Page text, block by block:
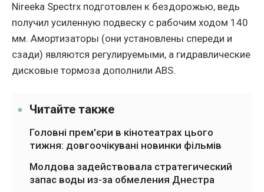
Nireeka Spectrx подготовлен к бездорожью, ведь
получил усиленную подвеску с рабочим ходом 140
мм. Амортизаторы (они установлены спереди и
сзади) являются регулируемыми, а гидравлические
дисковые тормоза дополнили ABS.
Читайте также
Головні прем'єри в кінотеатрах цього
тижня: довгоочікувані новинки фільмів
Молдова задействовала стратегический
запас воды из-за обмеления Днестра